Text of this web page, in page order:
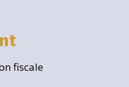
fiscale